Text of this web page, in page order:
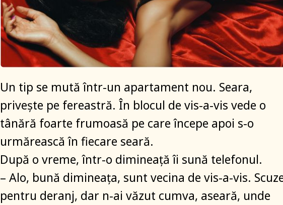
Un tip se mută într-un apartament nou. Seara,
privește pe fereastră. În blocul de vis-a-vis vede o
tânără foarte frumoasă pe care începe apoi s-o
urmărească în fiecare seară.
După o vreme, într-o dimineață îi sună telefonul.
– Alo, bună dimineața, sunt vecina de vis-a-vis.
pentru deranj, dar n-ai văzut cumva, aseară, unde